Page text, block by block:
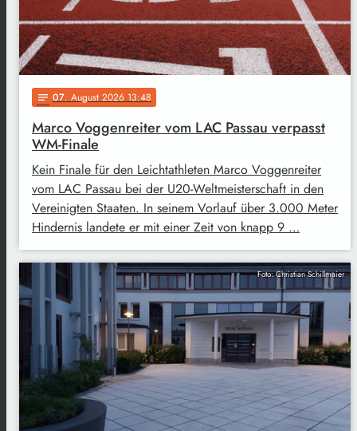
notes 07. August 2026 13:48
Marco Voggenreiter vom LAC Passau verpasst
WM-Finale
Kein Finale für den Leichtathleten Marco Voggenreiter
vom LAC Passau bei der U20-Weltmeisterschaft in den
Vereinigten Staaten. In seinem Vorlauf über 3.000 Meter
Hindernis landete er mit einer Zeit von knapp 9 …
Foto: Christian Schillmaier